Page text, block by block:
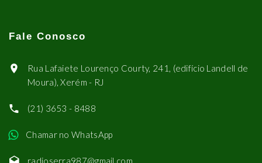
Fale Conosco
Rua Lafaiete Lourenço Courty, 241, (edifício Landell de
Moura), Xerém - RJ
(21) 3653 - 8488
Chamar no WhatsApp
radioserra987@gmail.com